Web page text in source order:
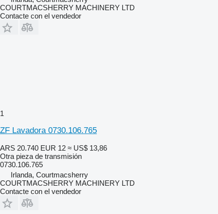
COURTMACSHERRY MACHINERY LTD
Contacte con el vendedor
1
ZF Lavadora 0730.106.765
ARS 20.740 EUR 12 ≈ US$ 13,86
Otra pieza de transmisión
0730.106.765
Irlanda, Courtmacsherry
COURTMACSHERRY MACHINERY LTD
Contacte con el vendedor